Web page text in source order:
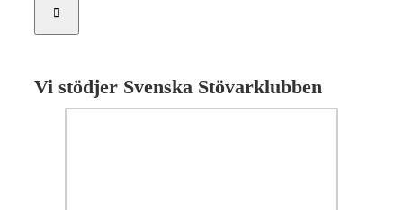
Vi stödjer Svenska Stövarklubben